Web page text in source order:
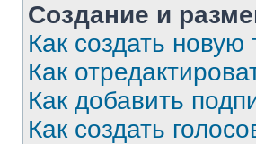
Создание и
Как создать новую
Как
Как добавить
Как создать